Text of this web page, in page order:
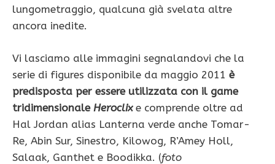
lungometraggio, qualcuna già svelata altre
ancora inedite.
Vi lasciamo alle immagini segnalandovi che la
serie di figures disponibile da maggio 2011 è
predisposta per essere utilizzata con il game
tridimensionale Heroclix e comprende oltre ad
Hal Jordan alias Lanterna verde anche Tomar-
Re, Abin Sur, Sinestro, Kilowog, R’Amey Holl,
Salaak, Ganthet e Boodikka. (foto